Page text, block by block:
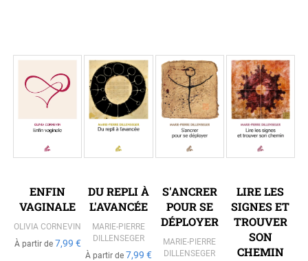
ENFIN
VAGINALE
OLIVIA CORNEVIN
À partir de 7,99 €
DU REPLI À
L'AVANCÉE
MARIE-PIERRE
DILLENSEGER
À partir de 7,99 €
S'ANCRER
POUR SE
DÉPLOYER
MARIE-PIERRE
DILLENSEGER
LIRE LES
SIGNES ET
TROUVER
SON
CHEMIN